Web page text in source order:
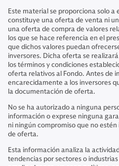
Este material se proporciona solo
constituye una oferta de venta ni
una oferta de compra de valores
los que se hace referencia en el
que dichos valores puedan
inversores. Dicha oferta se
los términos y condiciones
oferta relativos al Fondo. Antes de
encarecidamente a los inversores
la documentación de oferta.
No se ha autorizado a ninguna
información o exprese ninguna
ni ningún compromiso que no
de oferta.
Esta información analiza la
tendencias por sectores o